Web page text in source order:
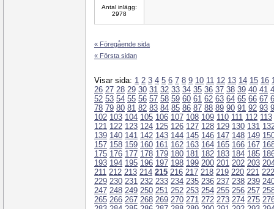
Antal inlägg:
2978
« Föregående sida
« Första sidan
Visar sida: 1 2 3 4 5 6 7 8 9 10 11 12 13 14 15 16
26 27 28 29 30 31 32 33 34 35 36 37 38 39 40 41
52 53 54 55 56 57 58 59 60 61 62 63 64 65 66 67
78 79 80 81 82 83 84 85 86 87 88 89 90 91 92 93
102 103 104 105 106 107 108 109 110 111 112 113
121 122 123 124 125 126 127 128 129 130 131
139 140 141 142 143 144 145 146 147 148 149
157 158 159 160 161 162 163 164 165 166 167
175 176 177 178 179 180 181 182 183 184 185
193 194 195 196 197 198 199 200 201 202 203
211 212 213 214 215 216 217 218 219 220 221 222
229 230 231 232 233 234 235 236 237 238 239
247 248 249 250 251 252 253 254 255 256 257
265 266 267 268 269 270 271 272 273 274 275